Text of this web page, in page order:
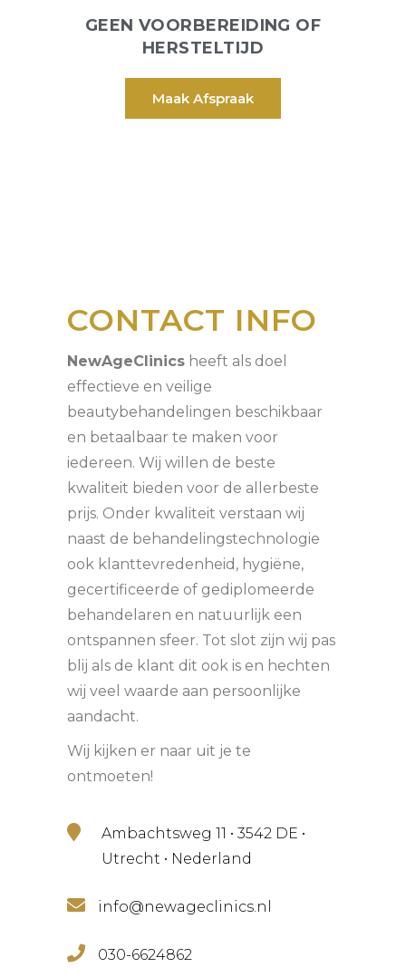
GEEN VOORBEREIDING OF
HERSTELTIJD
Maak Afspraak
CONTACT INFO
NewAgeClinics heeft als doel
effectieve en veilige
beautybehandelingen beschikbaar
en betaalbaar te maken voor
iedereen. Wij willen de beste
kwaliteit bieden voor de allerbeste
prijs. Onder kwaliteit verstaan wij
naast de behandelingstechnologie
ook klanttevredenheid, hygiëne,
gecertificeerde of gediplomeerde
behandelaren en natuurlijk een
ontspannen sfeer. Tot slot zijn wij pas
blij als de klant dit ook is en hechten
wij veel waarde aan persoonlijke
aandacht.
Wij kijken er naar uit je te
ontmoeten!
Ambachtsweg 11 • 3542 DE •
Utrecht • Nederland
info@newageclinics.nl
030-6624862